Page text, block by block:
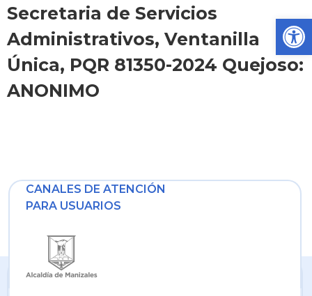
Secretaria de Servicios
Administrativos, Ventanilla
Única, PQR 81350-2024 Quejoso:
ANONIMO
CANALES DE ATENCIÓN
PARA USUARIOS